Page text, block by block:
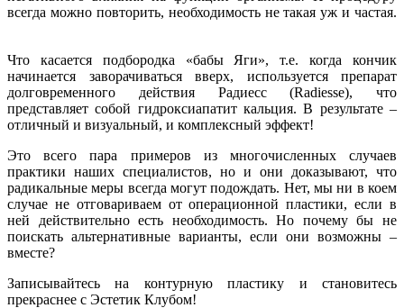
всегда можно повторить, необходимость не такая уж и частая.
Что касается подбородка «бабы Яги», т.е. когда кончик
начинается заворачиваться вверх, используется препарат
долговременного действия Радиесс (Radiesse), что
представляет собой гидроксиапатит кальция. В результате –
отличный и визуальный, и комплексный эффект!
Это всего пара примеров из многочисленных случаев
практики наших специалистов, но и они доказывают, что
радикальные меры всегда могут подождать. Нет, мы ни в коем
случае не отговариваем от операционной пластики, если в
ней действительно есть необходимость. Но почему бы не
поискать альтернативные варианты, если они возможны –
вместе?
Записывайтесь на контурную пластику и становитесь
прекраснее с Эстетик Клубом!